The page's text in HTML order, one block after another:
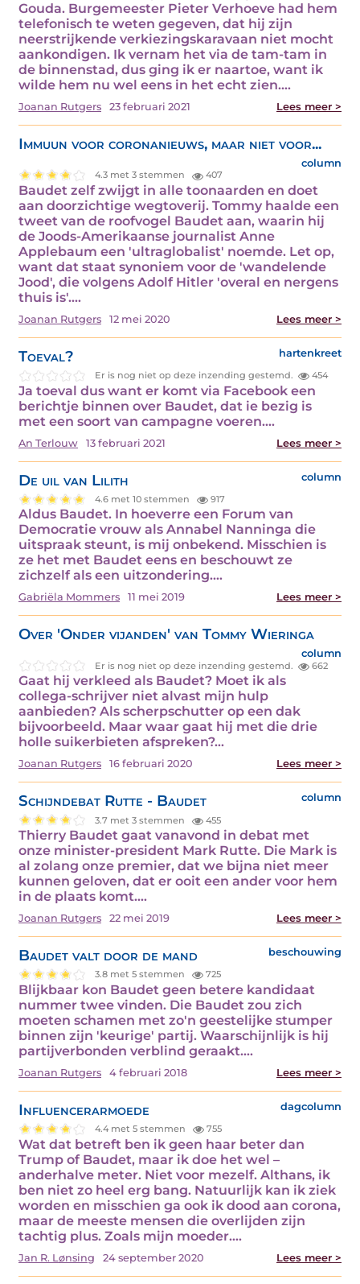
Gouda. Burgemeester Pieter Verhoeve had hem
telefonisch te weten gegeven, dat hij zijn
neerstrijkende verkiezingskaravaan niet mocht
aankondigen. Ik vernam het via de tam-tam in
de binnenstad, dus ging ik er naartoe, want ik
wilde hem nu wel eens in het echt zien.…
Joanan Rutgers 23 februari 2021 Lees meer >
Immuun voor coronanieuws, maar niet voor...
column
4.3 met 3 stemmen 407
Baudet zelf zwijgt in alle toonaarden en doet
aan doorzichtige wegtoverij. Tommy haalde een
tweet van de roofvogel Baudet aan, waarin hij
de Joods-Amerikaanse journalist Anne
Applebaum een 'ultraglobalist' noemde. Let op,
want dat staat synoniem voor de 'wandelende
Jood', die volgens Adolf Hitler 'overal en nergens
thuis is'.…
Joanan Rutgers 12 mei 2020 Lees meer >
Toeval? hartenkreet
Er is nog niet op deze inzending gestemd. 454
Ja toeval dus want er komt via Facebook een
berichtje binnen over Baudet, dat ie bezig is
met een soort van campagne voeren.…
An Terlouw 13 februari 2021 Lees meer >
De uil van Lilith column
4.6 met 10 stemmen 917
Aldus Baudet. In hoeverre een Forum van
Democratie vrouw als Annabel Nanninga die
uitspraak steunt, is mij onbekend. Misschien is
ze het met Baudet eens en beschouwt ze
zichzelf als een uitzondering.…
Gabriëla Mommers 11 mei 2019 Lees meer >
Over 'Onder vijanden' van Tommy Wieringa
column
Er is nog niet op deze inzending gestemd. 662
Gaat hij verkleed als Baudet? Moet ik als
collega-schrijver niet alvast mijn hulp
aanbieden? Als scherpschutter op een dak
bijvoorbeeld. Maar waar gaat hij met die drie
holle suikerbieten afspreken?…
Joanan Rutgers 16 februari 2020 Lees meer >
Schijndebat Rutte - Baudet column
3.7 met 3 stemmen 455
Thierry Baudet gaat vanavond in debat met
onze minister-president Mark Rutte. Die Mark is
al zolang onze premier, dat we bijna niet meer
kunnen geloven, dat er ooit een ander voor hem
in de plaats komt.…
Joanan Rutgers 22 mei 2019 Lees meer >
Baudet valt door de mand beschouwing
3.8 met 5 stemmen 725
Blijkbaar kon Baudet geen betere kandidaat
nummer twee vinden. Die Baudet zou zich
moeten schamen met zo'n geestelijke stumper
binnen zijn 'keurige' partij. Waarschijnlijk is hij
partijverbonden verblind geraakt.…
Joanan Rutgers 4 februari 2018 Lees meer >
Influencerarmoede dagcolumn
4.4 met 5 stemmen 755
Wat dat betreft ben ik geen haar beter dan
Trump of Baudet, maar ik doe het wel –
anderhalve meter. Niet voor mezelf. Althans, ik
ben niet zo heel erg bang. Natuurlijk kan ik ziek
worden en misschien ga ook ik dood aan corona,
maar de meeste mensen die overlijden zijn
tachtig plus. Zoals mijn moeder.…
Jan R. Lønsing 24 september 2020 Lees meer >